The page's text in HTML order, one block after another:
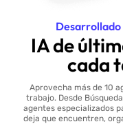
Desarrollado
IA de
cada
Aprovecha más de 10
trabajo. Desde
agentes especializados
deja que encuentren,